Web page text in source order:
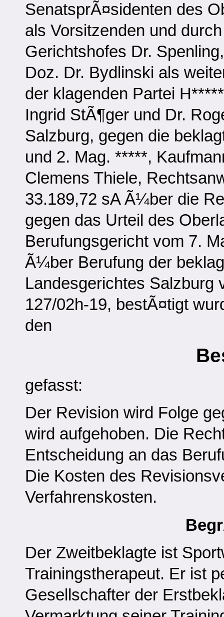
SenatsprÃ¤sidenten des
als Vorsitzenden und
Gerichtshofes Dr.
Doz. Dr. Bydlinski als
der klagenden Partei
Ingrid StÃ¶ger und Dr.
Salzburg, gegen die
und 2. Mag. *****,
Clemens Thiele,
33.189,72 sA Ã¼ber die
gegen das Urteil des
Berufungsgericht vom 7.
Ã¼ber Berufung der
Landesgerichtes Salzburg
127/02h-19, bestÃ¤tigt
den
gefasst:
Der Revision wird Folge
wird aufgehoben. Die
Entscheidung an das
Die Kosten des
Verfahrenskosten.
Der Zweitbeklagte ist
Trainingstherapeut. Er ist
Gesellschafter der